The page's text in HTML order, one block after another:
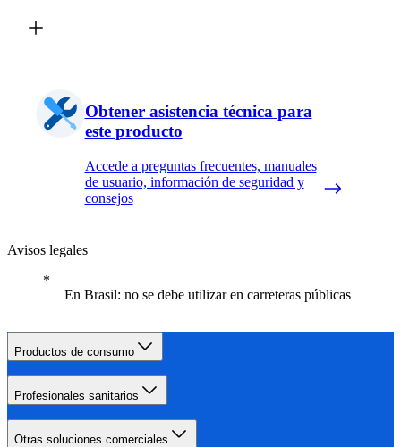
Obtener asistencia técnica para
este producto
Accede a preguntas frecuentes, manuales
de usuario, información de seguridad y
consejos
Avisos legales
En Brasil: no se debe utilizar en carreteras públicas
Productos de consumo
Profesionales sanitarios
Otras soluciones comerciales